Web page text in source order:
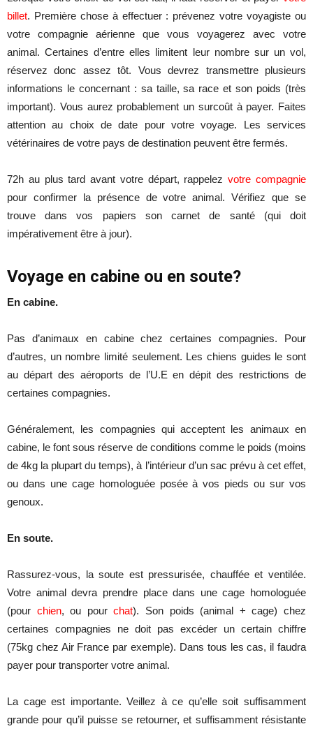
billet. Première chose à effectuer : prévenez votre voyagiste ou
votre compagnie aérienne que vous voyagerez avec votre
animal. Certaines d’entre elles limitent leur nombre sur un vol,
réservez donc assez tôt. Vous devrez transmettre plusieurs
informations le concernant : sa taille, sa race et son poids (très
important). Vous aurez probablement un surcoût à payer. Faites
attention au choix de date pour votre voyage. Les services
vétérinaires de votre pays de destination peuvent être fermés.
72h au plus tard avant votre départ, rappelezvotre compagnie
pour confirmer la présence de votre animal. Vérifiez que se
trouve dans vos papiers son carnet de santé (qui doit
impérativement être à jour).
Voyage en cabine ou en soute?
En cabine.
Pas d’animaux en cabine chez certaines compagnies. Pour
d’autres, un nombre limité seulement. Les chiens guides le sont
au départ des aéroports de l’U.E en dépit des restrictions de
certaines compagnies.
Généralement, les compagnies qui acceptent les animaux en
cabine, le font sous réserve de conditions comme le poids (moins
de 4kg la plupart du temps), à l’intérieur d’un sac prévu à cet effet,
ou dans une cage homologuée posée à vos pieds ou sur vos
genoux.
En soute.
Rassurez-vous, la soute est pressurisée, chauffée et ventilée.
Votre animal devra prendre place dans une cage homologuée
(pour chien, ou pourchat). Son poids (animal + cage) chez
certaines compagnies ne doit pas excéder un certain chiffre
(75kg chez Air France par exemple). Dans tous les cas, il faudra
payer pour transporter votre animal.
La cage est importante. Veillez à ce qu’elle soit suffisamment
grande pour qu’il puisse se retourner, et suffisamment résistante